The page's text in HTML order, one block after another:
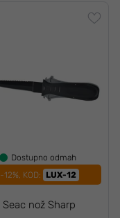
Dostupno odmah
-12%, KOD:
LUX-12
Seac nož Sharp